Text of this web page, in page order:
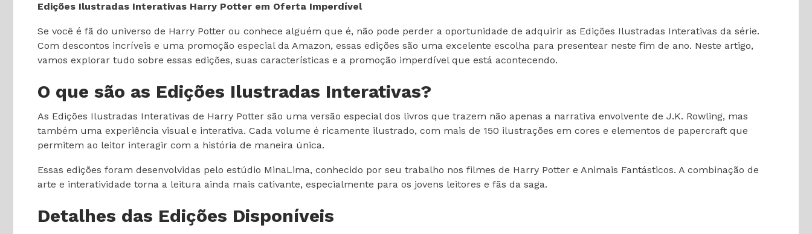
Edições Ilustradas Interativas Harry Potter em Oferta Imperdível
Se você é fã do universo de Harry Potter ou conhece alguém que é, não pode perder a oportunidade de adquirir as Edições Ilustradas Interativas da série.
Com descontos incríveis e uma promoção especial da Amazon, essas edições são uma excelente escolha para presentear neste fim de ano. Neste artigo,
vamos explorar tudo sobre essas edições, suas características e a promoção imperdível que está acontecendo.
O que são as Edições Ilustradas Interativas?
As Edições Ilustradas Interativas de Harry Potter são uma versão especial dos livros que trazem não apenas a narrativa envolvente de J.K. Rowling, mas
também uma experiência visual e interativa. Cada volume é ricamente ilustrado, com mais de 150 ilustrações em cores e elementos de papercraft que
permitem ao leitor interagir com a história de maneira única.
Essas edições foram desenvolvidas pelo estúdio MinaLima, conhecido por seu trabalho nos filmes de Harry Potter e Animais Fantásticos. A combinação de
arte e interatividade torna a leitura ainda mais cativante, especialmente para os jovens leitores e fãs da saga.
Detalhes das Edições Disponíveis